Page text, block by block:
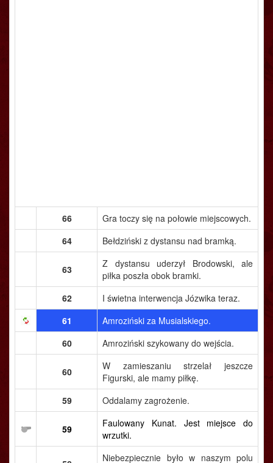
66
Gra toczy się na połowie miejscowych.
64
Bełdziński z dystansu nad bramką.
63
Z dystansu uderzył Brodowski, ale
piłka poszła obok bramki.
62
I świetna interwencja Józwika teraz.
61
Amroziński za Musialskiego.
60
Amroziński szykowany do wejścia.
60
W zamieszaniu strzelał jeszcze
Figurski, ale mamy piłkę.
59
Oddalamy zagrożenie.
59
Faulowany Kunat. Jest miejsce do
wrzutki.
Niebezpiecznie było w naszym polu